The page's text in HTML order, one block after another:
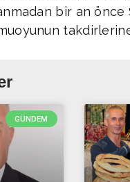
bir an önce
GÜNDEM